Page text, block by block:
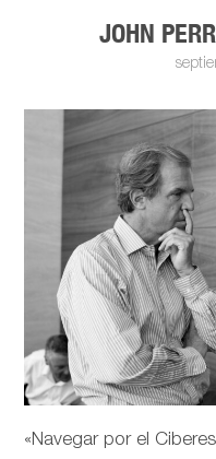
JOHN
«Navegar por el